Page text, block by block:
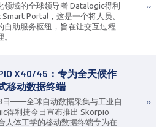
领域的全球领导者 Datalogic得利
Portal，这是一个将人员、
自助服务枢纽，旨在让交互过程
X40/45：专为全天候作
移动数据终端
日——全球自动数据采集与工业自
得利捷今日宣布推出 Skorpio
人体工学的移动数据终端专为在